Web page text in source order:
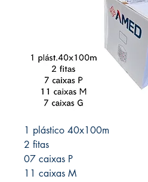
1 plástico 40x100m
2 fitas
07 caixas P
11 caixas M